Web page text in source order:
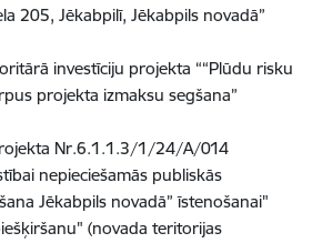
205, Jēkabpilī, Jēkabpils novadā”
investīciju projekta ““Plūdu risku
projekta izmaksu segšana”
Nr.6.1.1.3/1/24/A/014
nepieciešamās publiskās
Jēkabpils novadā” īstenošanai"
(novada teritorijas